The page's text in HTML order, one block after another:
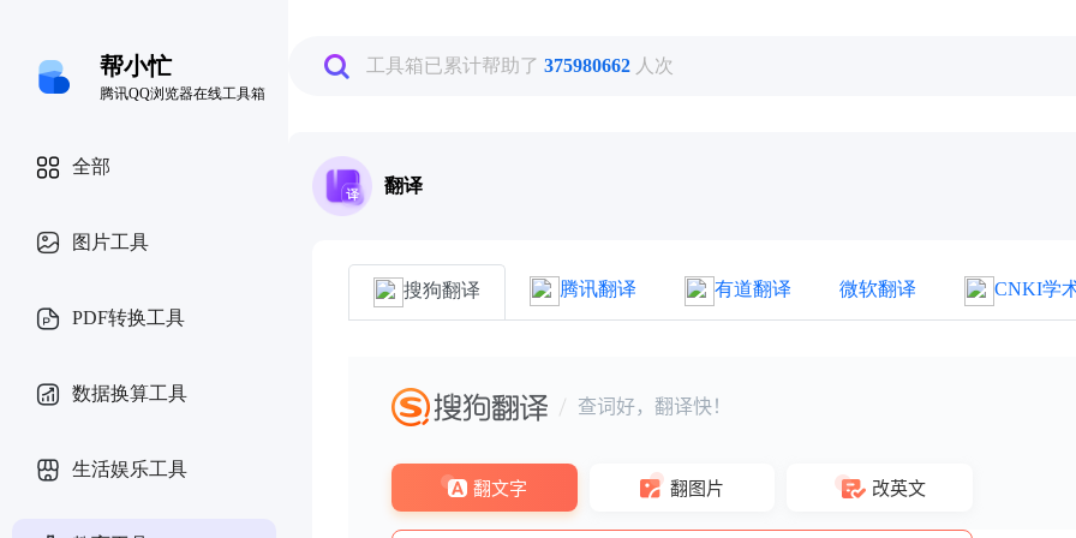
帮小忙
腾讯QQ浏览器在线工具箱
全部
图片工具
PDF转换工具
数据换算工具
生活娱乐工具
工具箱已累计帮助了 375980662 人次
翻译
搜狗翻译 腾讯翻译 有道翻译 微软翻译 CNKI学